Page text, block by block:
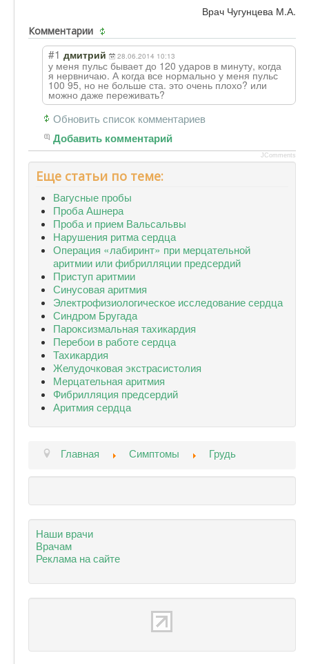
Врач Чугунцева М.А.
Комментарии
#1 дмитрий 28.06.2014 10:13
у меня пульс бывает до 120 ударов в минуту, когда
я нервничаю. А когда все нормально у меня пульс
100 95, но не больше ста. это очень плохо? или
можно даже переживать?
Обновить список комментариев
Добавить комментарий
JComments
Еще статьи по теме:
Вагусные пробы
Проба Ашнера
Проба и прием Вальсальвы
Нарушения ритма сердца
Операция «лабиринт» при мерцательной
аритмии или фибрилляции предсердий
Приступ аритмии
Синусовая аритмия
Электрофизиологическое исследование сердца
Синдром Бругада
Пароксизмальная тахикардия
Перебои в работе сердца
Тахикардия
Желудочковая экстрасистолия
Мерцательная аритмия
Фибрилляция предсердий
Аритмия сердца
Главная Симптомы Грудь
Наши врачи
Врачам
Реклама на сайте